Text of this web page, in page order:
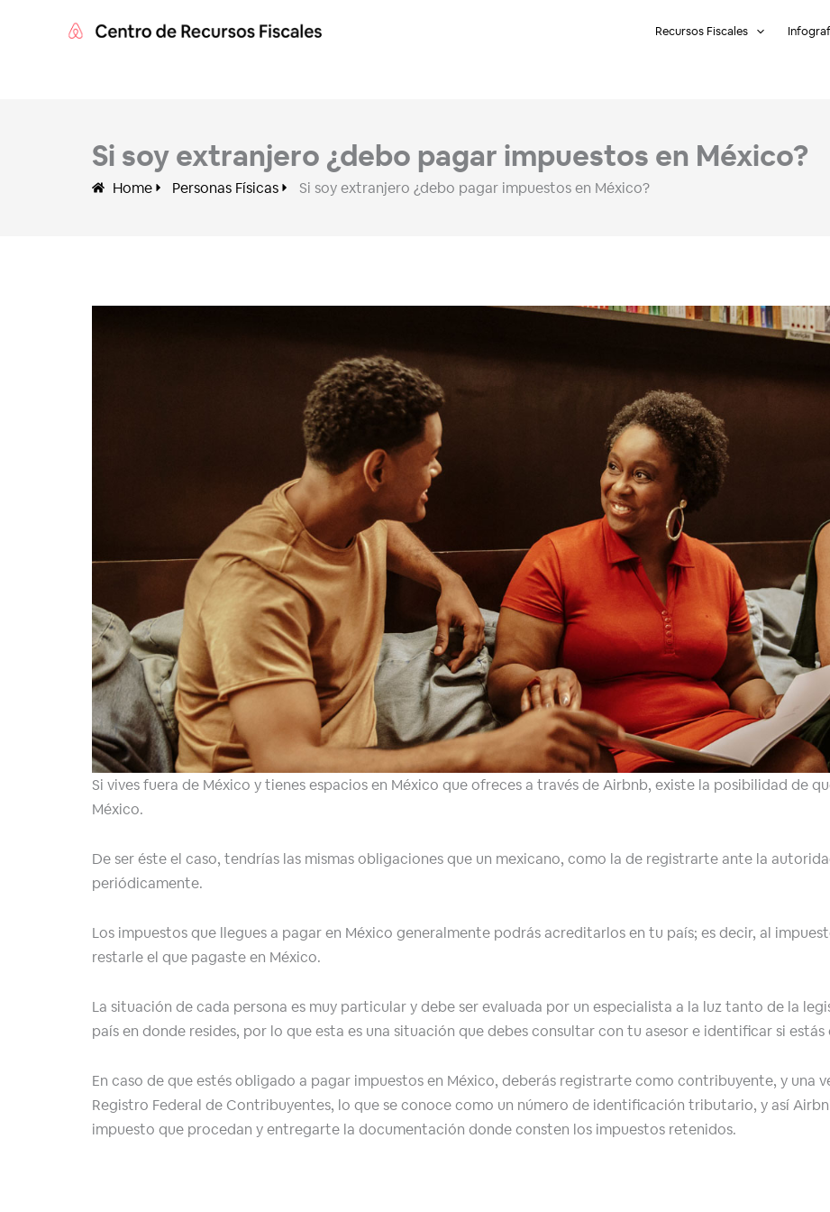
Recursos Fiscales
Si soy extranjero ¿debo pagar impuestos en México?
Home Personas Físicas Si soy extranjero ¿debo pagar impuestos en México?
Si vives fuera de México y tienes espacios en México que ofreces a través de Airbnb, existe la posibilidad de
México.
De ser éste el caso, tendrías las mismas obligaciones que un mexicano, como la de registrarte ante la
periódicamente.
Los impuestos que llegues a pagar en México generalmente podrás acreditarlos en tu país; es decir, al
restarle el que pagaste en México.
La situación de cada persona es muy particular y debe ser evaluada por un especialista a la luz tanto de la
país en donde resides, por lo que esta es una situación que debes consultar con tu asesor e identificar si
En caso de que estés obligado a pagar impuestos en México, deberás registrarte como contribuyente, y una
Registro Federal de Contribuyentes, lo que se conoce como un número de identificación tributario, y así
impuesto que procedan y entregarte la documentación donde consten los impuestos retenidos.